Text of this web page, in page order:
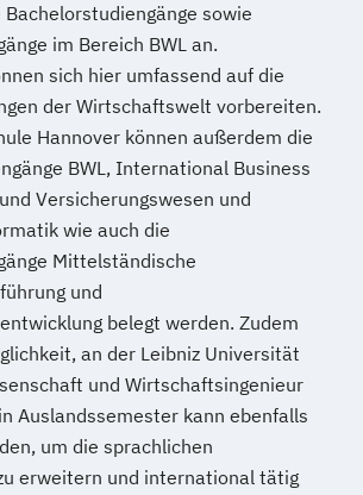
sowie
im Bereich BWL an.
sich hier umfassend auf die
der Wirtschaftswelt vorbereiten.
Hannover können außerdem die
BWL, International Business
Versicherungswesen und
wie auch die
Mittelständische
und
belegt werden. Zudem
an der Leibniz Universität
und Wirtschaftsingenieur
Auslandssemester kann ebenfalls
um die sprachlichen
erweitern und international tätig